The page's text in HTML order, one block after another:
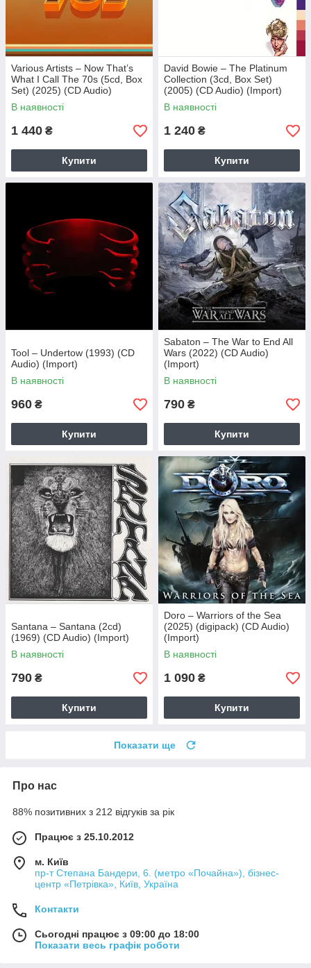
Various Artists – Now That’s
What I Call The 70s (5cd, Box
Set) (2025) (CD Audio)
(Import)
В наявності
1 440 ₴
Купити
David Bowie – The Platinum
Collection (3cd, Box Set)
(2005) (CD Audio) (Import)
В наявності
1 240 ₴
Купити
Tool – Undertow (1993) (CD
Audio) (Import)
В наявності
960 ₴
Купити
Sabaton – The War to End All
Wars (2022) (CD Audio)
(Import)
В наявності
790 ₴
Купити
Santana – Santana (2cd)
(1969) (CD Audio) (Import)
В наявності
790 ₴
Купити
Doro – Warriors of the Sea
(2025) (digipack) (CD Audio)
(Import)
В наявності
1 090 ₴
Купити
Показати ще
Про нас
88% позитивних з 212 відгуків за рік
Працює з 25.10.2012
м. Київ
пр-т Степана Бандери, 6. (метро «Почайна»), бізнес-
центр «Петрівка», Київ, Україна
Контакти
Сьогодні працює з 09:00 до 18:00
Показати весь графік роботи